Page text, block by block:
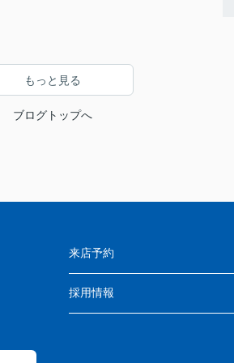
もっと見る
ブログトップへ
来店予約
採用情報